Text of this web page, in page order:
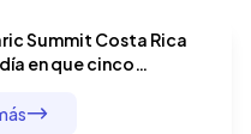
Summit Costa Rica
en que cinco
hiperbárica no tiene